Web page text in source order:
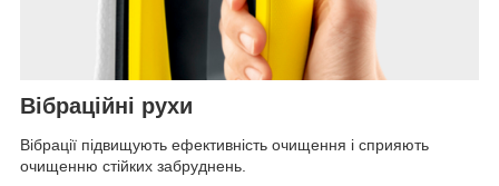
Вібраційні рухи
Вібрації підвищують ефективність очищення і сприяють
очищенню стійких забруднень.